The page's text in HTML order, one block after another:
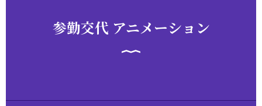
参勤交代 アニメーション